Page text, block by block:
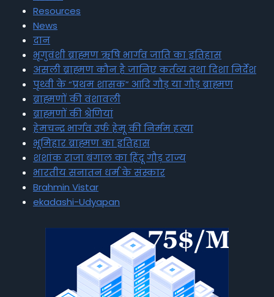
Resources
News
दान
भृगुवंशी ब्राह्मण ऋषि भार्गव जाति का इतिहास
असली ब्राह्मण कौन है जानिए कर्तव्य तथा दिशा निर्देश
पृथ्वी के “प्रथम शासक” आदि गौड़ या गौड़ ब्राह्मण
ब्राह्मणों की वंशावली
ब्राह्मणों की श्रेणियां
हेमचन्द्र भार्गव उर्फ हेमू की निर्मम हत्या
भूमिहार ब्राह्मण का इतिहास
शशांक राजा बंगाल का हिंदू गौड़ राज्य
भारतीय सनातन धर्म के संस्कार
Brahmin Vistar
ekadashi-Udyapan